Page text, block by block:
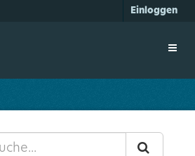
Einloggen